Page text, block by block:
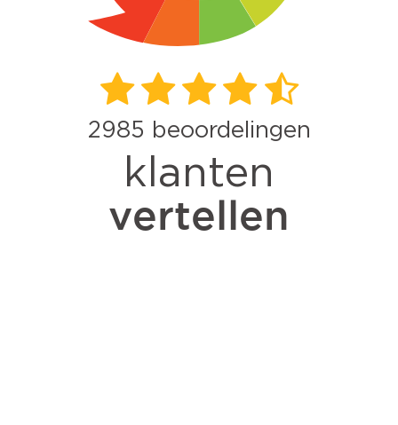
2985 beoordelingen
klanten
vertellen